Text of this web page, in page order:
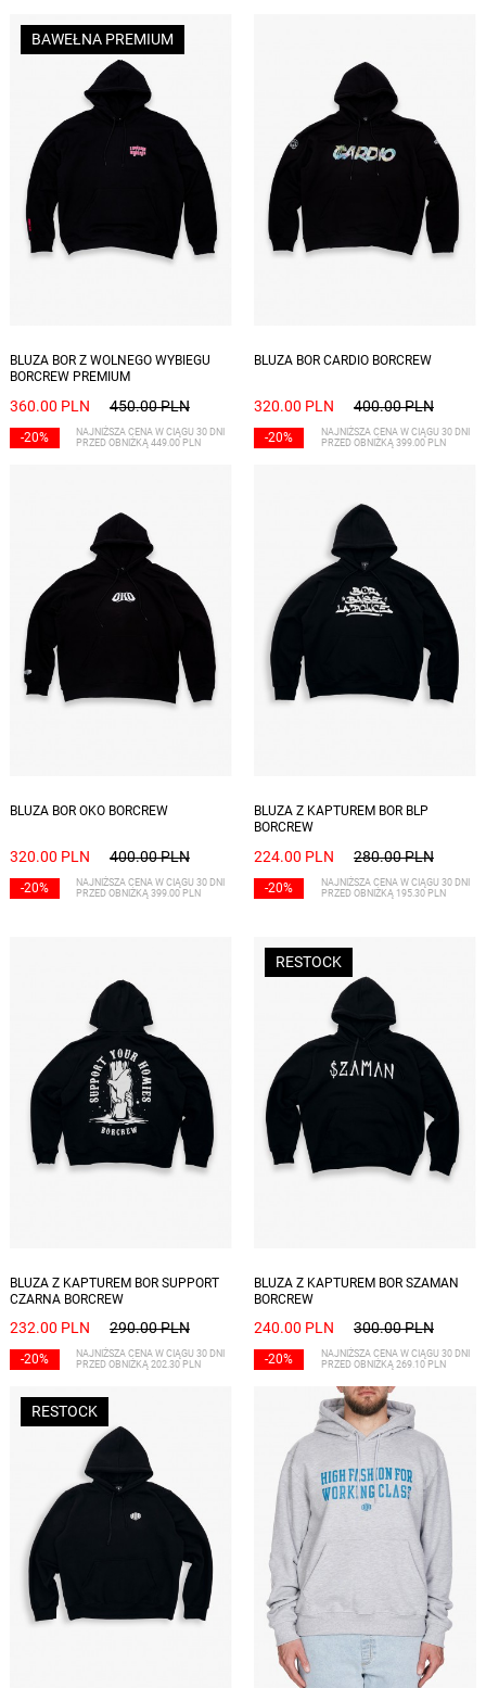
BAWEŁNA PREMIUM
BLUZA BOR Z WOLNEGO WYBIEGU
BORCREW PREMIUM
360.00 PLN 450.00 PLN
-20%
NAJNIŻSZA CENA W CIĄGU 30 DNI
PRZED OBNIŻKĄ 449.00 PLN
BLUZA BOR CARDIO BORCREW
320.00 PLN 400.00 PLN
-20%
NAJNIŻSZA CENA W CIĄGU 30 DNI
PRZED OBNIŻKĄ 399.00 PLN
BLUZA BOR OKO BORCREW
320.00 PLN 400.00 PLN
-20%
NAJNIŻSZA CENA W CIĄGU 30 DNI
PRZED OBNIŻKĄ 399.00 PLN
BLUZA Z KAPTUREM BOR BLP
BORCREW
224.00 PLN 280.00 PLN
-20%
NAJNIŻSZA CENA W CIĄGU 30 DNI
PRZED OBNIŻKĄ 195.30 PLN
BLUZA Z KAPTUREM BOR SUPPORT
CZARNA BORCREW
232.00 PLN 290.00 PLN
-20%
NAJNIŻSZA CENA W CIĄGU 30 DNI
PRZED OBNIŻKĄ 202.30 PLN
RESTOCK
BLUZA Z KAPTUREM BOR SZAMAN
BORCREW
240.00 PLN 300.00 PLN
-20%
NAJNIŻSZA CENA W CIĄGU 30 DNI
PRZED OBNIŻKĄ 269.10 PLN
RESTOCK